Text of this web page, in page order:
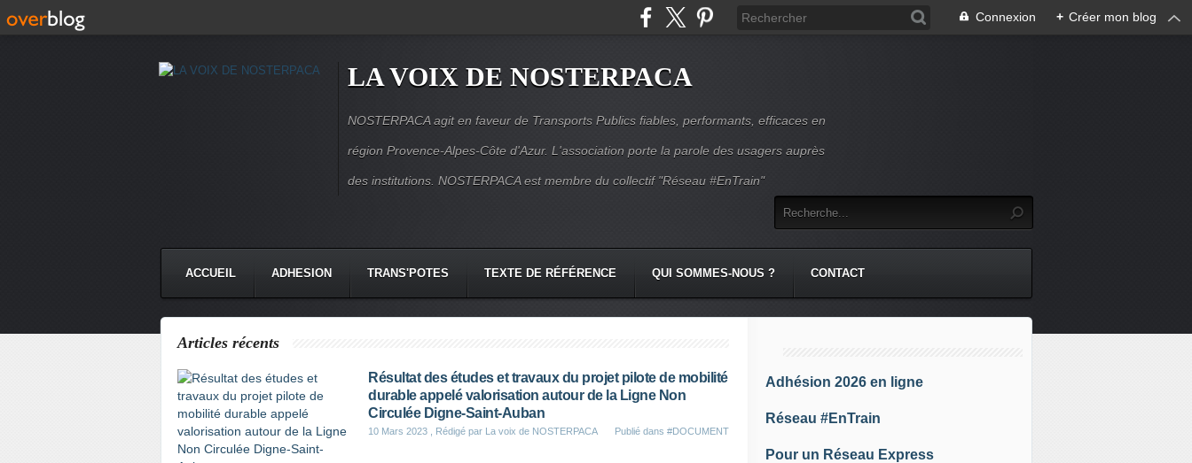
Connexion + Créer mon blog
LA VOIX DE NOSTERPACA
NOSTERPACA agit en faveur de Transports Publics fiables, performants, efficaces en
région Provence-Alpes-Côte d'Azur. L'association porte la parole des usagers auprès
des institutions. NOSTERPACA est membre du collectif "Réseau #EnTrain"
ACCUEIL ADHESION TRANS'POTES TEXTE DE RÉFÉRENCE QUI SOMMES-NOUS ? CONTACT
Articles récents
Résultat des études et travaux du projet pilote de mobilité
durable appelé valorisation autour de la Ligne Non
Circulée Digne-Saint-Auban
10 Mars 2023 , Rédigé par La voix de NOSTERPACA Publié dans #DOCUMENT
Adhésion 2026 en ligne
Réseau #EnTrain
Pour un Réseau Express